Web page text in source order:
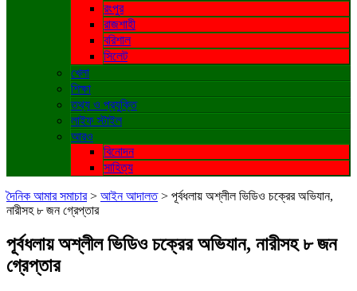
রংপুর
রাজশাহী
বরিশাল
সিলেট
খেলা
শিক্ষা
তথ্য ও প্রযুক্তি
লাইফ স্টাইল
আরও
বিনোদন
সাহিত্য
দৈনিক আমার সমাচার> আইন আদালত> পূর্বধলায় অশ্লীল ভিডিও চক্রের অভিযান,
নারীসহ ৮ জন গ্রেপ্তার
পূর্বধলায় অশ্লীল ভিডিও চক্রের অভিযান, নারীসহ ৮ জন
গ্রেপ্তার